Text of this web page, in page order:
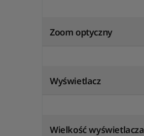
Zoom optyczny
Wyświetlacz
Wielkość wyświetlacza